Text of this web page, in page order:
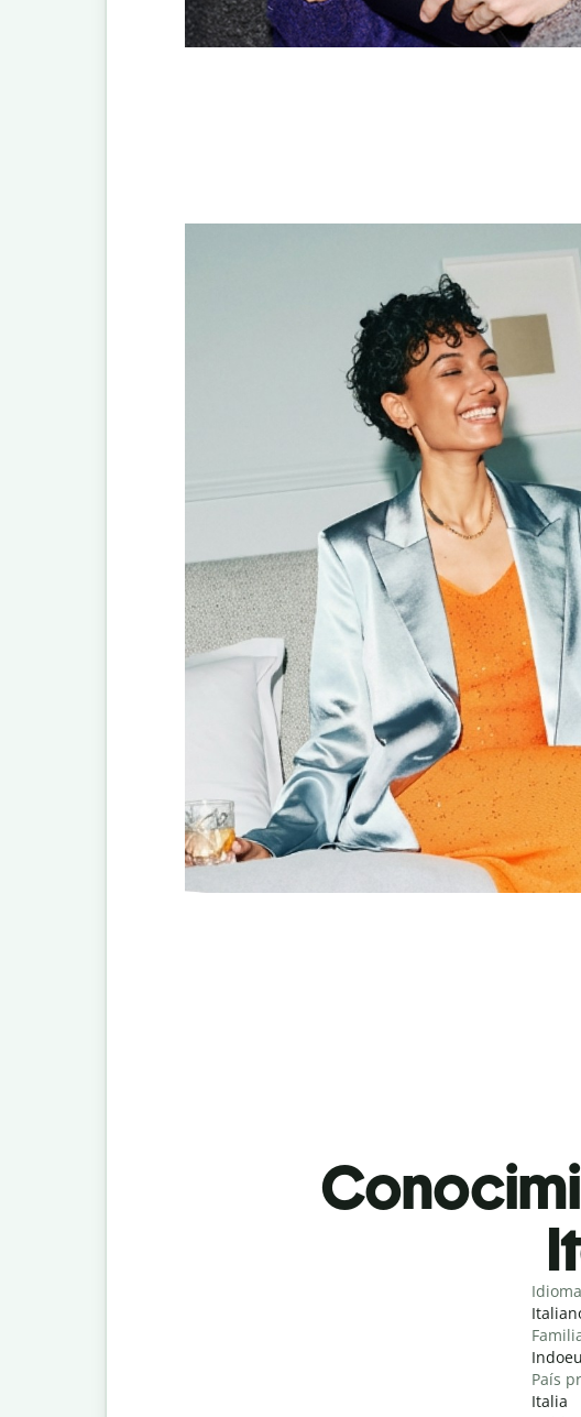
Idioma
País
Italia